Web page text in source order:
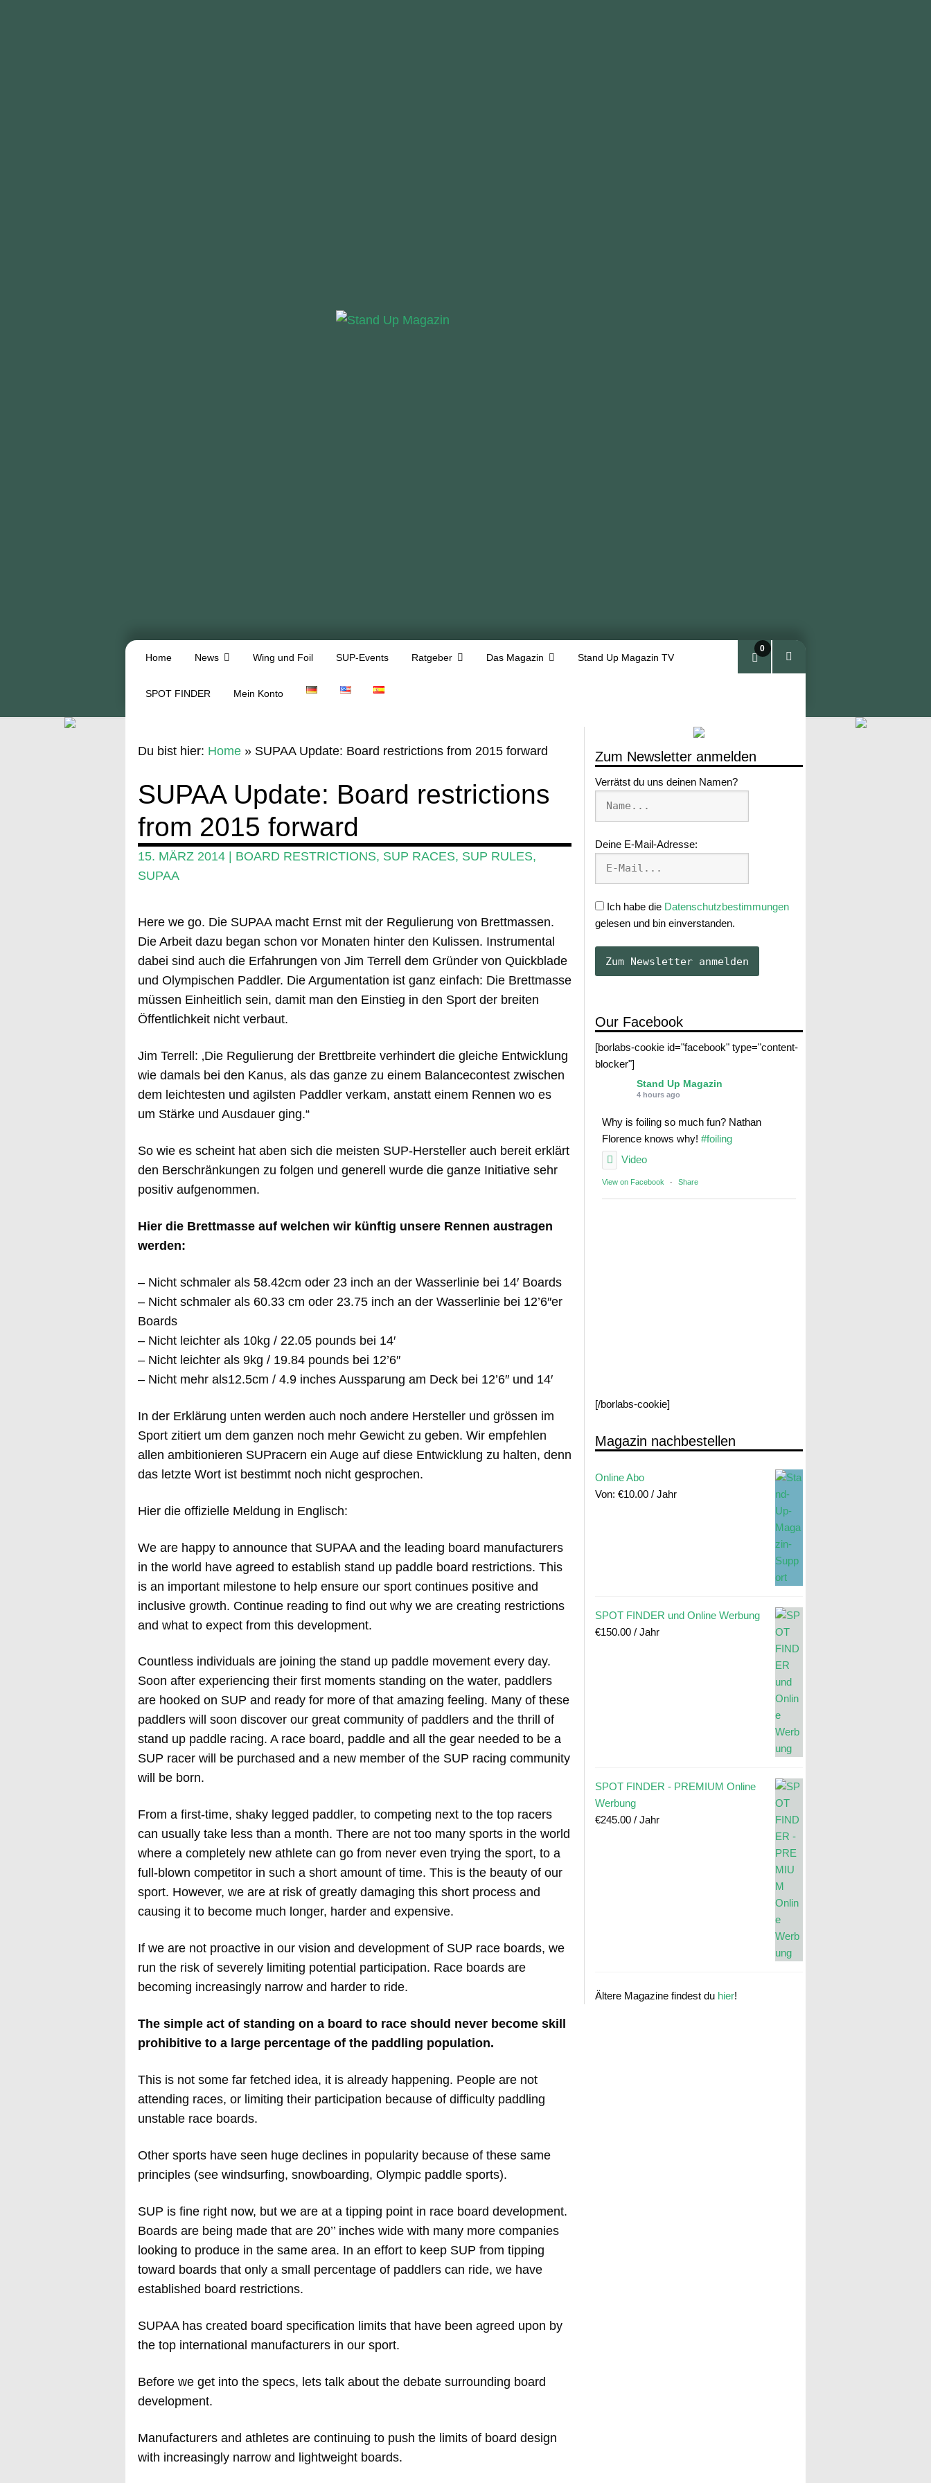
Home News Wing und Foil SUP-Events Ratgeber Das Magazin Stand Up Magazin TV
SPOT FINDER Mein Konto
0
Zum Newsletter anmelden
Verrätst du uns deinen Namen?
Deine E-Mail-Adresse:
Ich habe die Datenschutzbestimmungen
gelesen und bin einverstanden.
Our Facebook
[borlabs-cookie id="facebook" type="content-
blocker"]
Stand Up Magazin
4 hours ago
Why is foiling so much fun? Nathan
Florence knows why! #foiling
Video
View on Facebook · Share
[/borlabs-cookie]
Magazin nachbestellen
Online Abo
Von: €10.00 / Jahr
SPOT FINDER und Online Werbung
€150.00 / Jahr
SPOT FINDER - PREMIUM Online
Werbung
€245.00 / Jahr
Ältere Magazine findest du hier!
Du bist hier: Home» SUPAA Update: Board restrictions from 2015 forward
SUPAA Update: Board restrictions
from 2015 forward
15. MÄRZ 2014| BOARD RESTRICTIONS, SUP RACES, SUP RULES,
SUPAA
Here we go. Die SUPAA macht Ernst mit der Regulierung von Brettmassen.
Die Arbeit dazu began schon vor Monaten hinter den Kulissen. Instrumental
dabei sind auch die Erfahrungen von Jim Terrell dem Gründer von Quickblade
und Olympischen Paddler. Die Argumentation ist ganz einfach: Die Brettmasse
müssen Einheitlich sein, damit man den Einstieg in den Sport der breiten
Öffentlichkeit nicht verbaut.
Jim Terrell: ‚Die Regulierung der Brettbreite verhindert die gleiche Entwicklung
wie damals bei den Kanus, als das ganze zu einem Balancecontest zwischen
dem leichtesten und agilsten Paddler verkam, anstatt einem Rennen wo es
um Stärke und Ausdauer ging.“
So wie es scheint hat aben sich die meisten SUP-Hersteller auch bereit erklärt
den Berschränkungen zu folgen und generell wurde die ganze Initiative sehr
positiv aufgenommen.
Hier die Brettmasse auf welchen wir künftig unsere Rennen austragen
werden:
– Nicht schmaler als 58.42cm oder 23 inch an der Wasserlinie bei 14′ Boards
– Nicht schmaler als 60.33 cm oder 23.75 inch an der Wasserlinie bei 12’6″er
Boards
– Nicht leichter als 10kg / 22.05 pounds bei 14′
– Nicht leichter als 9kg / 19.84 pounds bei 12’6″
– Nicht mehr als12.5cm / 4.9 inches Aussparung am Deck bei 12’6″ und 14′
In der Erklärung unten werden auch noch andere Hersteller und grössen im
Sport zitiert um dem ganzen noch mehr Gewicht zu geben. Wir empfehlen
allen ambitionieren SUPracern ein Auge auf diese Entwicklung zu halten, denn
das letzte Wort ist bestimmt noch nicht gesprochen.
Hier die offizielle Meldung in Englisch:
We are happy to announce that SUPAA and the leading board manufacturers
in the world have agreed to establish stand up paddle board restrictions. This
is an important milestone to help ensure our sport continues positive and
inclusive growth. Continue reading to find out why we are creating restrictions
and what to expect from this development.
Countless individuals are joining the stand up paddle movement every day.
Soon after experiencing their first moments standing on the water, paddlers
are hooked on SUP and ready for more of that amazing feeling. Many of these
paddlers will soon discover our great community of paddlers and the thrill of
stand up paddle racing. A race board, paddle and all the gear needed to be a
SUP racer will be purchased and a new member of the SUP racing community
will be born.
From a first-time, shaky legged paddler, to competing next to the top racers
can usually take less than a month. There are not too many sports in the world
where a completely new athlete can go from never even trying the sport, to a
full-blown competitor in such a short amount of time. This is the beauty of our
sport. However, we are at risk of greatly damaging this short process and
causing it to become much longer, harder and expensive.
If we are not proactive in our vision and development of SUP race boards, we
run the risk of severely limiting potential participation. Race boards are
becoming increasingly narrow and harder to ride.
The simple act of standing on a board to race should never become skill
prohibitive to a large percentage of the paddling population.
This is not some far fetched idea, it is already happening. People are not
attending races, or limiting their participation because of difficulty paddling
unstable race boards.
Other sports have seen huge declines in popularity because of these same
principles (see windsurfing, snowboarding, Olympic paddle sports).
SUP is fine right now, but we are at a tipping point in race board development.
Boards are being made that are 20’’ inches wide with many more companies
looking to produce in the same area. In an effort to keep SUP from tipping
toward boards that only a small percentage of paddlers can ride, we have
established board restrictions.
SUPAA has created board specification limits that have been agreed upon by
the top international manufacturers in our sport.
Before we get into the specs, lets talk about the debate surrounding board
development.
Manufacturers and athletes are continuing to push the limits of board design
with increasingly narrow and lightweight boards.